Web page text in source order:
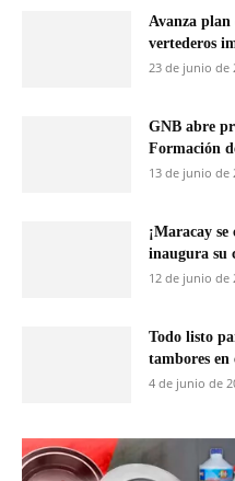
Avanza plan
vertederos
23 de junio de
GNB abre
Formación
13 de junio de
¡Maracay
inaugura su
12 de junio de
Todo listo
tambores en
4 de junio de